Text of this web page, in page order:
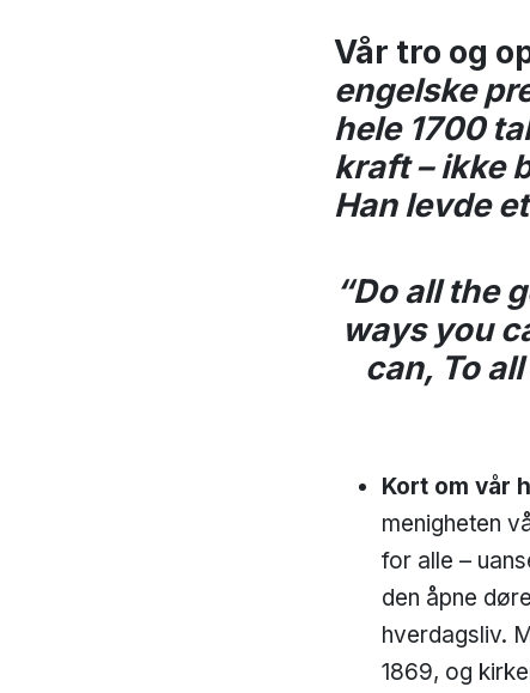
Vår tro og
engelske
hele 1700
kraft – ikke
Han levde
“Do all the
ways you
can, To
Kort om vår
menigheten
for alle –
den åpne
hverdagsliv.
1869, og